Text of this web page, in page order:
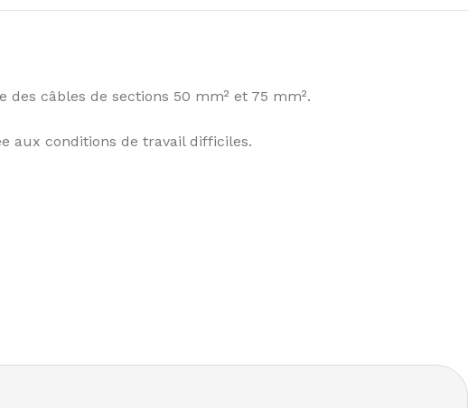
câbles de sections 50 mm² et 75 mm².
aux conditions de travail difficiles.